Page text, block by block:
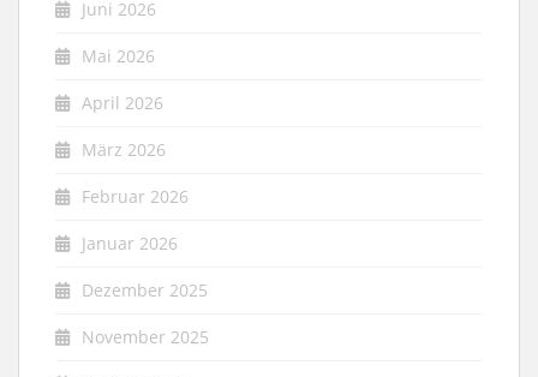
Juni 2026
Mai 2026
April 2026
März 2026
Februar 2026
Januar 2026
Dezember 2025
November 2025